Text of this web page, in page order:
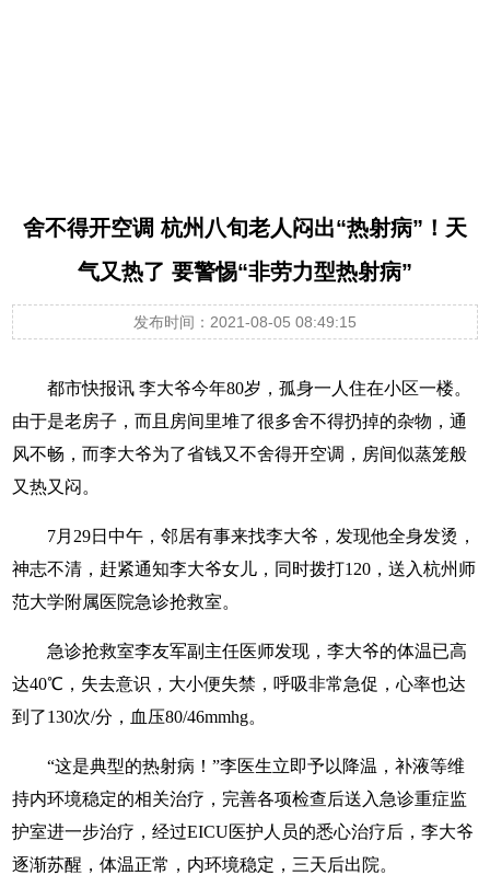
舍不得开空调 杭州八旬老人闷出“热射病”！天
气又热了 要警惕“非劳力型热射病”
发布时间：2021-08-05 08:49:15
都市快报讯李大爷今年80岁，孤身一人住在小区一楼。
由于是老房子，而且房间里堆了很多舍不得扔掉的杂物，通
风不畅，而李大爷为了省钱又不舍得开空调，房间似蒸笼般
又热又闷。
7月29日中午，邻居有事来找李大爷，发现他全身发烫，
神志不清，赶紧通知李大爷女儿，同时拨打120，送入杭州师
范大学附属医院急诊抢救室。
急诊抢救室李友军副主任医师发现，李大爷的体温已高
达40℃，失去意识，大小便失禁，呼吸非常急促，心率也达
到了130次/分，血压80/46mmhg。
“这是典型的热射病！”李医生立即予以降温，补液等维
持内环境稳定的相关治疗，完善各项检查后送入急诊重症监
护室进一步治疗，经过EICU医护人员的悉心治疗后，李大爷
逐渐苏醒，体温正常，内环境稳定，三天后出院。